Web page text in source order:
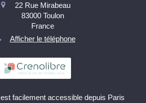
22 Rue Mirabeau
83000 Toulon
France
Afficher le téléphone
est facilement accessible depuis Paris